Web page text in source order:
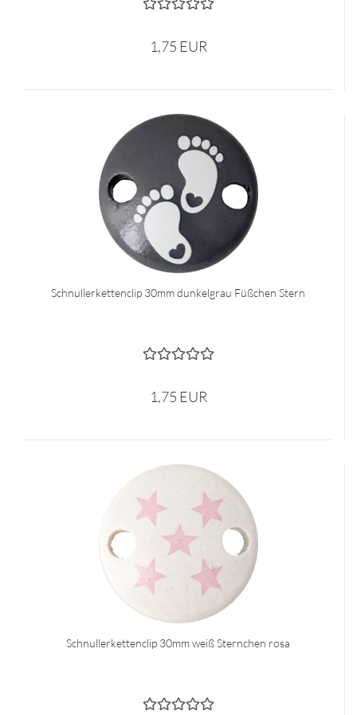
1,75 EUR
Schnullerkettenclip 30mm dunkelgrau Füßchen Stern
1,75 EUR
Schnullerkettenclip 30mm weiß Sternchen rosa